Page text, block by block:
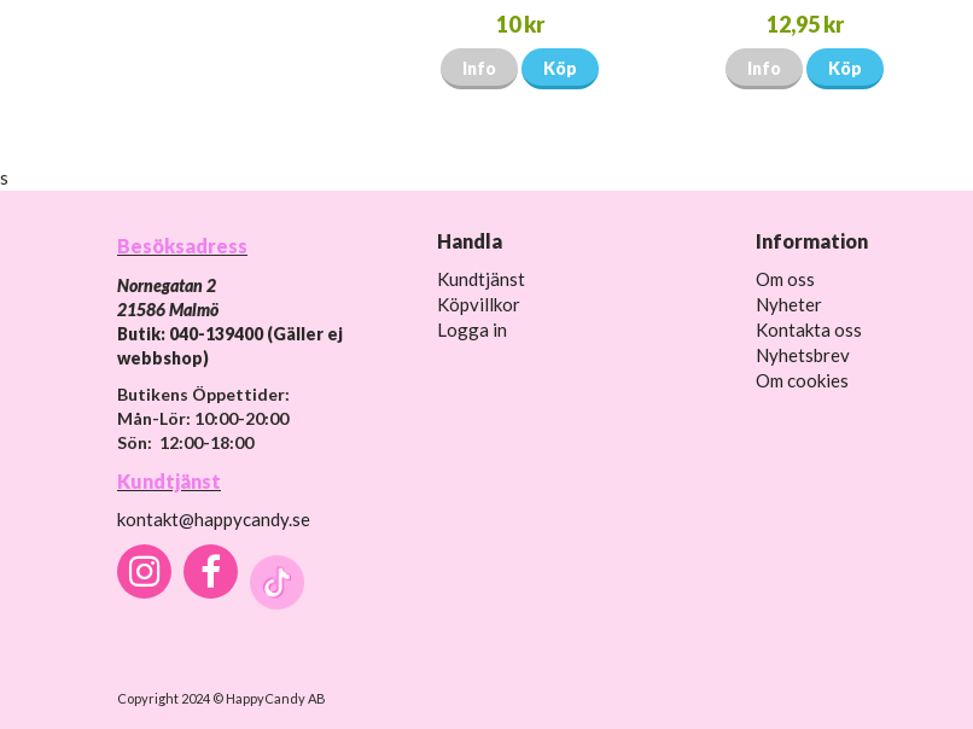
10 kr
Info Köp
12,95 kr
Info Köp
s
Besöksadress
Nornegatan 2
21586 Malmö
Butik: 040-139400 (Gäller ej
webbshop)
Butikens Öppettider:
Mån-Lör: 10:00-20:00
Sön: 12:00-18:00
Kundtjänst
kontakt@happycandy.se
Copyright 2024 © HappyCandy AB
Handla
Kundtjänst
Köpvillkor
Logga in
Information
Om oss
Nyheter
Kontakta oss
Nyhetsbrev
Om cookies